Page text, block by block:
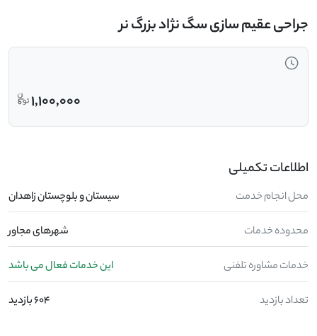
جراحی عقیم سازی سگ نژاد بزرگ نر
1,100,000
اطلاعات تکمیلی
محل انجام خدمت سیستان و بلوچستان زاهدان
محدوده خدمات شهرهای مجاور
خدمات مشاوره تلفنی این خدمات فعال می باشد
تعداد بازدید 604 بازدید